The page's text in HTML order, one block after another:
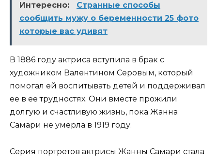
Интересно:
Странные способы
сообщить мужу о беременности 25 фото
которые вас удивят
В 1886 году актриса вступила в брак с
художником Валентином Серовым, который
помогал ей воспитывать детей и поддерживал
ее в ее трудностях. Они вместе прожили
долгую и счастливую жизнь, пока Жанна
Самари не умерла в 1919 году.
Серия портретов актрисы Жанны Самари стала